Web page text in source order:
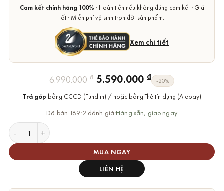
Cam kết chính hãng 100% · Hoàn tiền nếu không đúng cam kết · Giá
tốt · Miễn phí vệ sinh trọn đời sản phẩm.
Xem chi tiết
6.990.000₫ Giá
gốc
là:
6.990.000 ₫.
5.590.000 ₫
Giá
hiện
tại
là:
-20%
Trả góp bằng CCCD (Fundiin) / hoặc bằng Thẻ tín dụng (Alepay)
Đã bán 189·2 đánh giá·Hàng sẵn, giao ngay
Vòng Tay Swarovski Chính Hãng Stone Bangle số lượng
MUA NGAY
LIÊN HỆ